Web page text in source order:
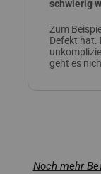
schwierig
Zum
Defekt hat.
geht es
Noch mehr